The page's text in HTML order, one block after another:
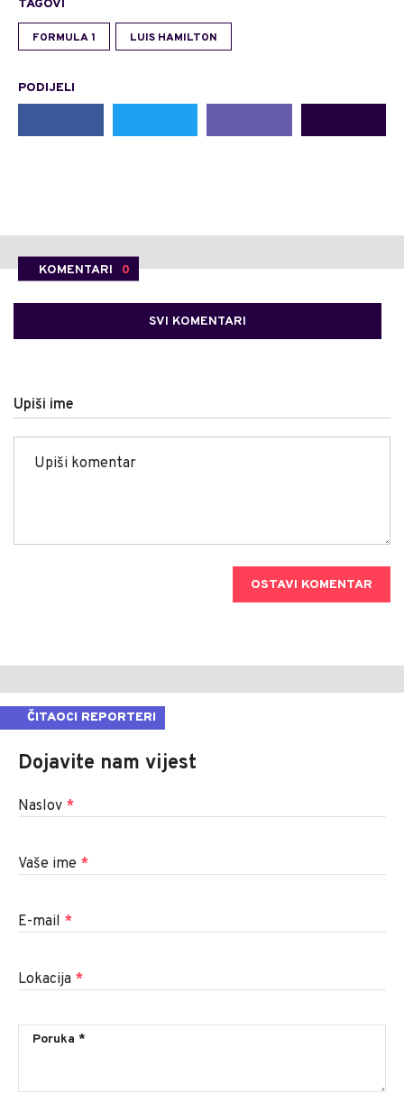
TAGOVI
FORMULA 1 LUIS HAMILTON
PODIJELI
KOMENTARI 0
SVI KOMENTARI
Upiši ime
OSTAVI KOMENTAR
ČITAOCI REPORTERI
Dojavite nam vijest
Naslov *
Vaše ime *
E-mail *
Lokacija *